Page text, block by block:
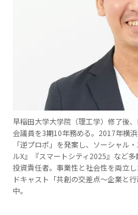
早稲田大学大学院（理工学）修了後
会議員を3期10年務める。2017年横
「逆プロポ」を発案し、ソーシャル
ルX』『スマートシティ2025』など
投資責任者。事業性と社会性を両立
ドキャスト「共創の交差点〜企業と
中。